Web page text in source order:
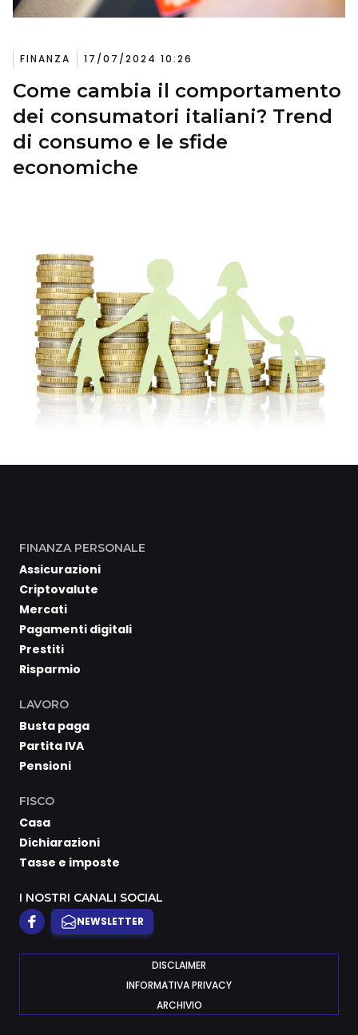
FINANZA 17/07/2024 10:26
Come cambia il comportamento
dei consumatori italiani? Trend
di consumo e le sfide
economiche
FINANZA PERSONALE
Assicurazioni
Criptovalute
Mercati
Pagamenti digitali
Prestiti
Risparmio
LAVORO
Busta paga
Partita IVA
Pensioni
FISCO
Casa
Dichiarazioni
Tasse e imposte
I NOSTRI CANALI SOCIAL
NEWSLETTER
DISCLAIMER
INFORMATIVA PRIVACY
ARCHIVIO